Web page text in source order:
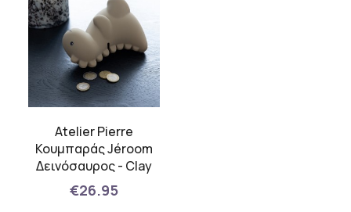
Atelier Pierre
Κουμπαράς Jéroom
Δεινόσαυρος - Clay
€26.95